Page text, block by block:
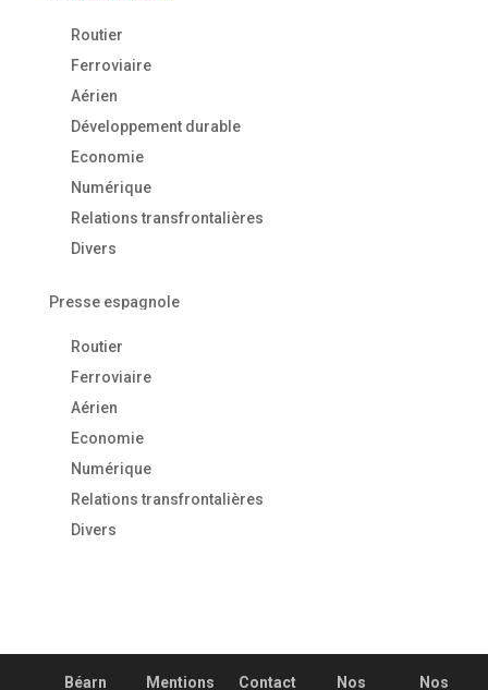
Routier
Ferroviaire
Aérien
Développement durable
Economie
Numérique
Relations transfrontalières
Divers
Presse espagnole
Routier
Ferroviaire
Aérien
Economie
Numérique
Relations transfrontalières
Divers
Béarn Mentions Contact Nos Nos